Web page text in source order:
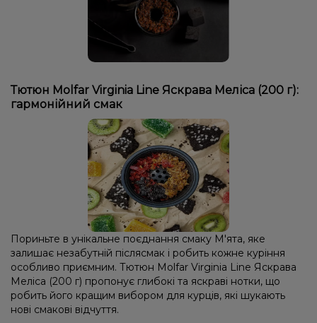
Тютюн Molfar Virginia Line Яскрава Меліса (200 г):
гармонійний смак
Пориньте в унікальне поєднання смаку М'ята, яке
залишає незабутній післясмак і робить кожне куріння
особливо приємним. Тютюн Molfar Virginia Line Яскрава
Меліса (200 г) пропонує глибокі та яскраві нотки, що
робить його кращим вибором для курців, які шукають
нові смакові відчуття.